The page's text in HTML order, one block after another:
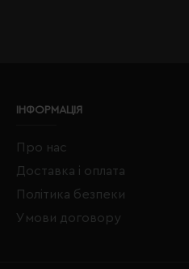
ІНФОРМАЦІЯ
Про нас
Доставка і оплата
Політика безпеки
Умови договору